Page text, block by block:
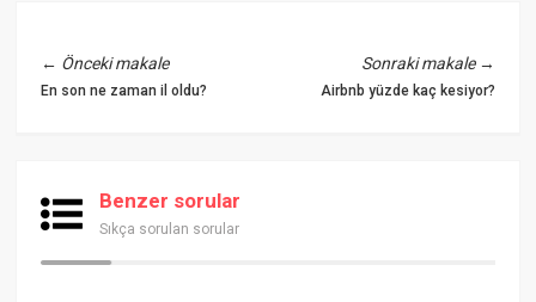
← Önceki makale
En son ne zaman il oldu?
Sonraki makale→
Airbnb yüzde kaç kesiyor?
Benzer sorular
Sıkça sorulan sorular